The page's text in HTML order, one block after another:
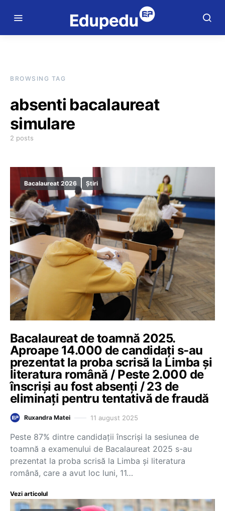
BROWSING TAG
absenti bacalaureat
simulare
2 posts
Bacalaureat 2026 Știri
Bacalaureat de toamnă 2025.
Aproape 14.000 de candidați s-au
prezentat la proba scrisă la Limba și
literatura română / Peste 2.000 de
înscriși au fost absenți / 23 de
eliminați pentru tentativă de fraudă
Ruxandra Matei 11 august 2025
Peste 87% dintre candidații înscriși la sesiunea de
toamnă a examenului de Bacalaureat 2025 s-au
prezentat la proba scrisă la Limba și literatura
română, care a avut loc luni, 11…
Vezi articolul